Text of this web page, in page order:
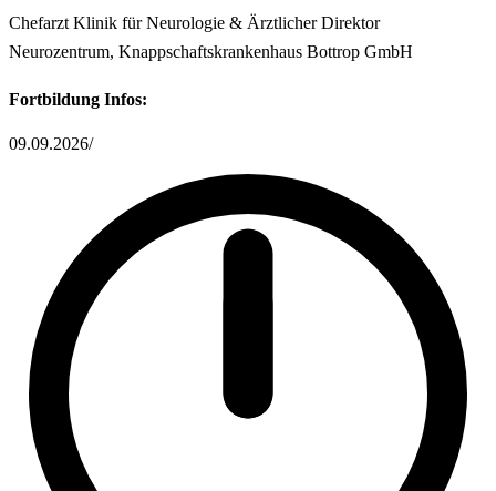
Chefarzt Klinik für Neurologie & Ärztlicher Direktor
Neurozentrum, Knappschaftskrankenhaus Bottrop GmbH
Fortbildung Infos:
09.09.2026/